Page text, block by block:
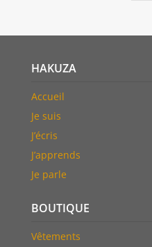
HAKUZA
Accueil
Je suis
J’écris
J’apprends
Je parle
BOUTIQUE
Vêtements